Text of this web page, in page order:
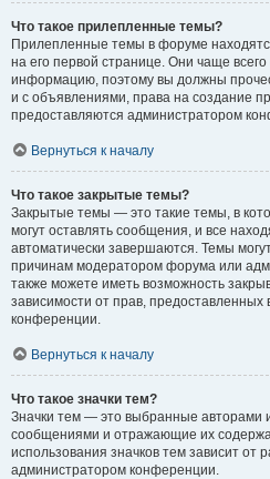
Что такое прилепленные темы?
Прилепленные темы в форуме
на его первой странице. Они чаще
информацию, поэтому вы должны
и с объявлениями, права на создание
предоставляются администратором
Вернуться к началу
Что такое закрытые темы?
Закрытые темы — это такие темы, в
могут оставлять сообщения, и все
автоматически завершаются. Темы
причинам модератором форума или
также можете иметь возможность
зависимости от прав,
конференции.
Вернуться к началу
Что такое значки тем?
Значки тем — это выбранные авторами
сообщениями и отражающие их
использования значков тем зависит от
администратором конференции.